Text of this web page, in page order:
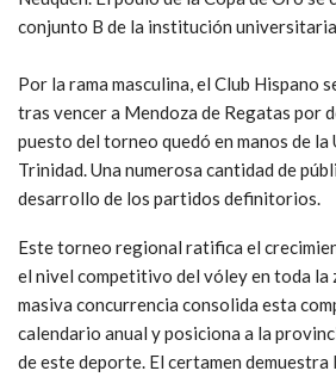
conjunto B de la institución
Por la rama masculina, el Club Hispano
tras vencer a Mendoza de Regatas por
puesto del torneo quedó en manos de la
Trinidad. Una numerosa cantidad de
desarrollo de los partidos definitorios.
Este torneo regional ratifica el
el nivel competitivo del vóley en toda la
masiva concurrencia consolida esta
calendario anual y posiciona a la
de este deporte. El certamen demuestra